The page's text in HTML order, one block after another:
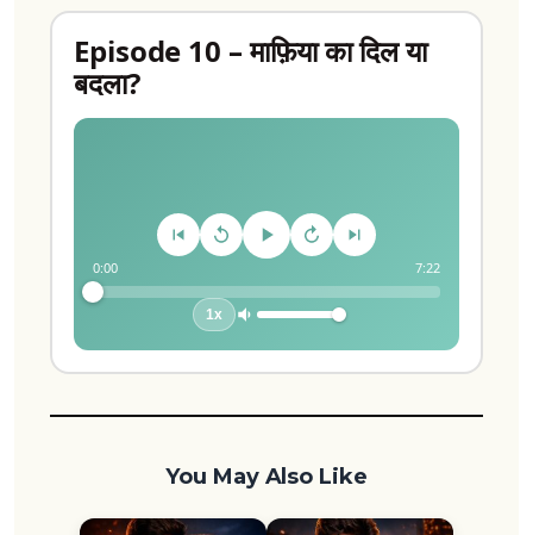
Episode 10 – माफ़िया का दिल या
बदला?
0:00 7:22
1x
You May Also Like